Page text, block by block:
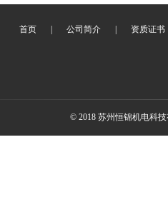
首页 公司简介 资质证书
© 2018 苏州恒锦机电科